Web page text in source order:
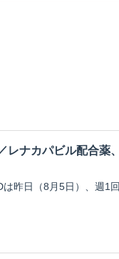
レナカパビル配合薬
昨日（8月5日）、週1